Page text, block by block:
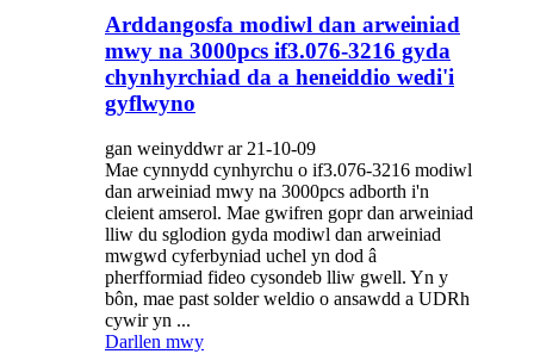
Arddangosfa modiwl dan arweiniad
mwy na 3000pcs if3.076-3216 gyda
chynhyrchiad da a heneiddio wedi'i
gyflwyno
gan weinyddwr ar 21-10-09
Mae cynnydd cynhyrchu o if3.076-3216 modiwl
dan arweiniad mwy na 3000pcs adborth i'n
cleient amserol. Mae gwifren gopr dan arweiniad
lliw du sglodion gyda modiwl dan arweiniad
mwgwd cyferbyniad uchel yn dod â
pherfformiad fideo cysondeb lliw gwell. Yn y
bôn, mae past solder weldio o ansawdd a UDRh
cywir yn ...
Darllen mwy